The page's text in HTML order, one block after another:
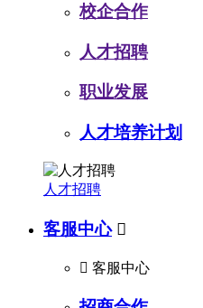
校企合作
人才招聘
职业发展
人才培养计划
人才招聘
客服中心 
 客服中心